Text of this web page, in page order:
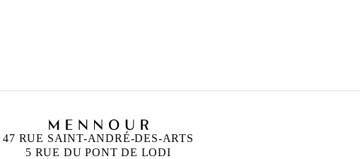
47 RUE SAINT-ANDRÉ-DES-ARTS
5 RUE DU PONT DE LODI